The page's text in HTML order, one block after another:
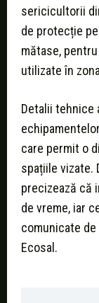
sericicultorii
de protecție
mătase,
utilizate în
Detalii tehnice
care permit o
spațiile vizate.
precizează că
de vreme, iar
comunicate de
Ecosal.